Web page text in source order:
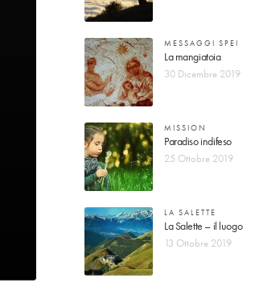
MESSAGGI SPEI
La mangiatoia
30 Dicembre 2019
MISSION
Paradiso indifeso
25 Ottobre 2019
LA SALETTE
La Salette – il luogo
13 Ottobre 2019